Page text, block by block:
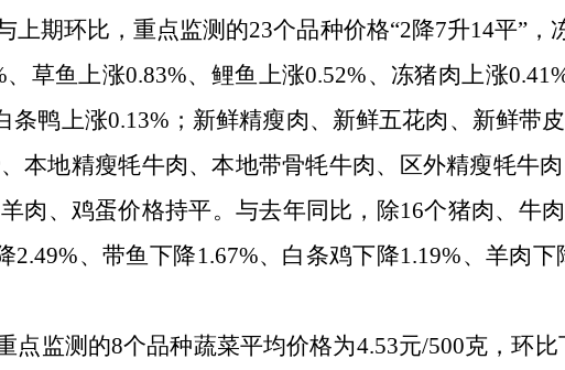
上期环比，重点监测的23个品种价格“2降7升14平” ，
、草鱼上涨0.83%、鲤鱼上涨0.52%、冻猪肉上涨
条鸭上涨0.13%；新鲜精瘦肉、新鲜五花肉、新鲜带
本地精瘦牦牛肉、本地带骨牦牛肉、区外精瘦牦牛
肉、鸡蛋价格持平。与去年同比，除16个猪肉、牛
2.49%、带鱼下降1.67%、白条鸡下降1.19%、羊肉
点监测的8个品种蔬菜平均价格为4.53元/500克，环比